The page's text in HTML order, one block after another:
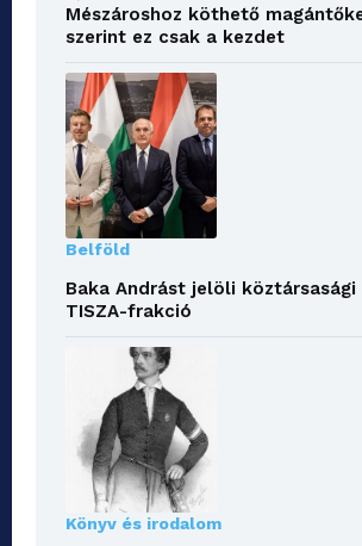
Mészároshoz köthető
szerint ez csak a kezdet
Belföld
Baka Andrást jelöli
TISZA-frakció
Könyv és irodalom